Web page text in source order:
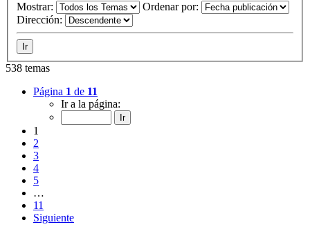
Mostrar:
Ordenar por:
Dirección:
538 temas
Página 1 de 11
Ir a la página:
1
2
3
4
5
…
11
Siguiente